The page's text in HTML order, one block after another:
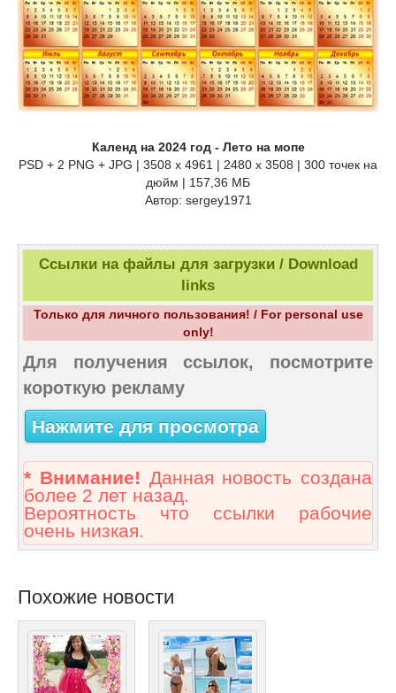
Календ на 2024 год - Лето на мопе
PSD + 2 PNG + JPG | 3508 x 4961 | 2480 x 3508 | 300 точек на
дюйм | 157,36 МБ
Автор: sergey1971
Ссылки на файлы для загрузки / Download
links
Только для личного пользования! / For personal use
only!
Для получения ссылок, посмотрите
короткую рекламу
Нажмите для просмотра
* Внимание! Данная новость создана
более 2 лет назад.
Вероятность что ссылки рабочие
очень низкая.
Похожие новости